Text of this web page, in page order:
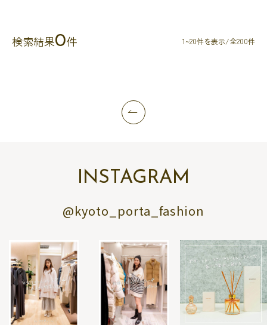
検索結果0件 1~20件を表示/全200件
INSTAGRAM
@kyoto_porta_fashion